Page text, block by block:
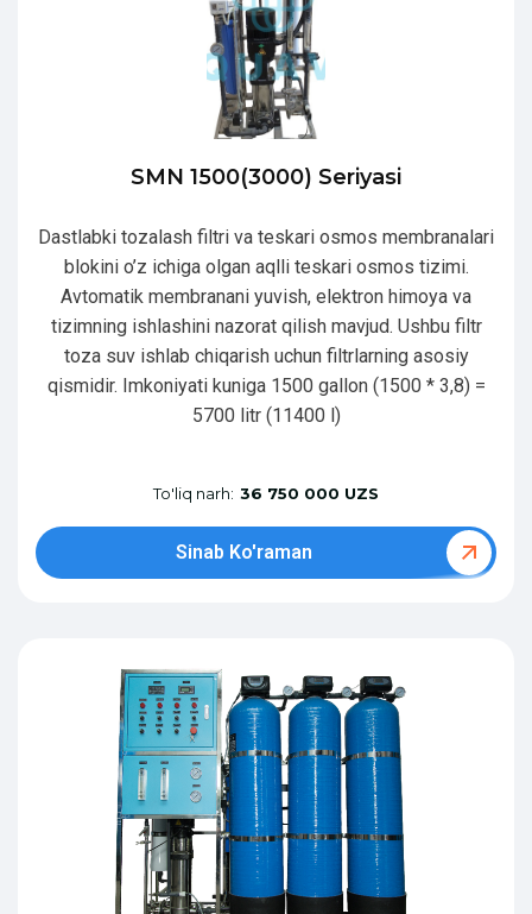
SMN 1500(3000) Seriyasi
Dastlabki tozalash filtri va teskari osmos membranalari
blokini o’z ichiga olgan aqlli teskari osmos tizimi.
Avtomatik membranani yuvish, elektron himoya va
tizimning ishlashini nazorat qilish mavjud. Ushbu filtr
toza suv ishlab chiqarish uchun filtrlarning asosiy
qismidir. Imkoniyati kuniga 1500 gallon (1500 * 3,8) =
5700 litr (11400 l)
To'liq narh: 36 750 000 UZS
Sinab Ko'raman